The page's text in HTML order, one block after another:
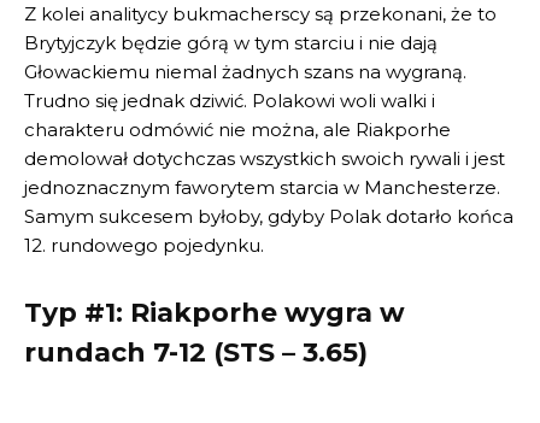
Z kolei analitycy bukmacherscy są przekonani, że to
Brytyjczyk będzie górą w tym starciu i nie dają
Głowackiemu niemal żadnych szans na wygraną.
Trudno się jednak dziwić. Polakowi woli walki i
charakteru odmówić nie można, ale Riakporhe
demolował dotychczas wszystkich swoich rywali i jest
jednoznacznym faworytem starcia w Manchesterze.
Samym sukcesem byłoby, gdyby Polak dotarło końca
12. rundowego pojedynku.
Typ #1: Riakporhe wygra w
rundach 7-12 (STS – 3.65)